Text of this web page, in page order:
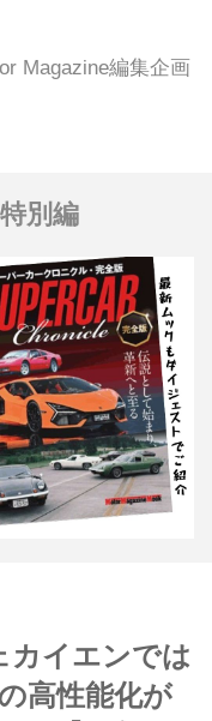
れ、国際試乗会
今回の改良は史上
なアップデート
の内容を報告す
Magazine編集企画
別編
カイエンでは
高性能化が